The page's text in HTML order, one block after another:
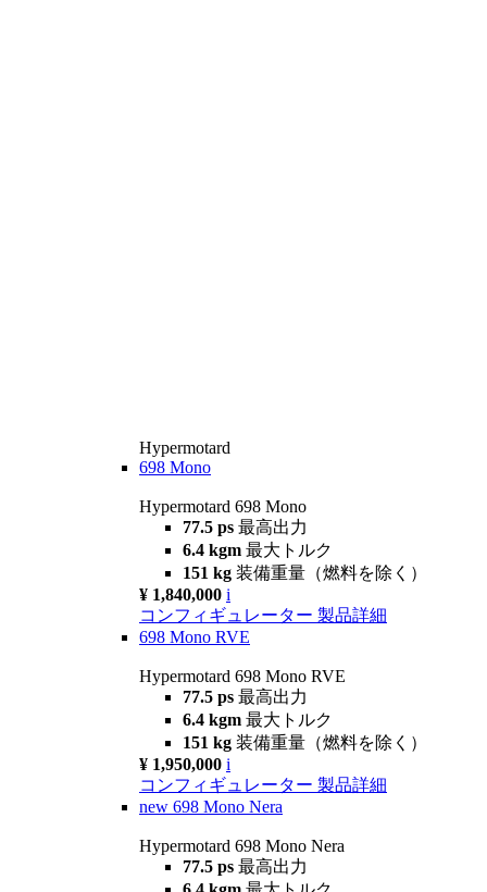
Hypermotard
698 Mono
Hypermotard 698 Mono
77.5 ps 最高出力
6.4 kgm 最大トルク
151 kg 装備重量（燃料を除く）
¥ 1,840,000 i
コンフィギュレーター 製品詳細
698 Mono RVE
Hypermotard 698 Mono RVE
77.5 ps 最高出力
6.4 kgm 最大トルク
151 kg 装備重量（燃料を除く）
¥ 1,950,000 i
コンフィギュレーター 製品詳細
new 698 Mono Nera
Hypermotard 698 Mono Nera
77.5 ps 最高出力